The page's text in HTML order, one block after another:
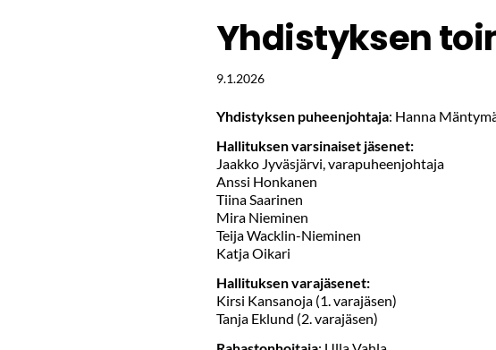
Yhdistyksen
9.1.2026
Yhdistyksen puheenjohtaja: Hanna
Hallituksen varsinaiset jäsenet:
Jaakko Jyväsjärvi, varapuheenjohtaja
Anssi Honkanen
Tiina Saarinen
Mira Nieminen
Teija Wacklin-Nieminen
Katja Oikari
Hallituksen varajäsenet:
Kirsi Kansanoja (1. varajäsen)
Tanja Eklund (2. varajäsen)